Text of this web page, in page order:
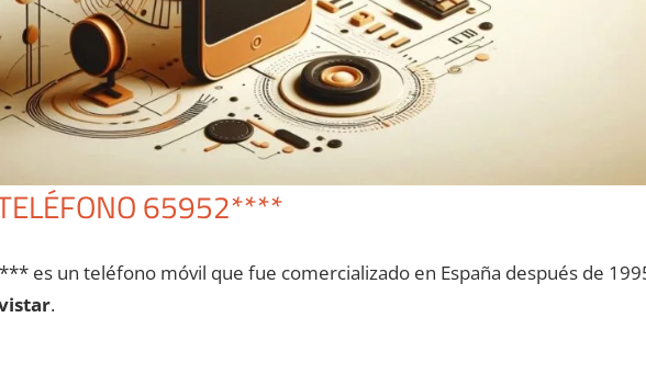
65952****
es un teléfono móvil quе fue comercializado en España después dе
.